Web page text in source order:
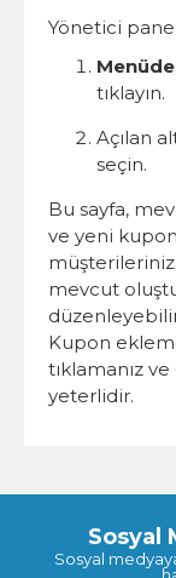
Yönetici
tıklayın.
Açılan
seçin.
Bu sayfa,
ve yeni
mevcut
Kupon
tıklamanız
yeterlidir.
Sosyal
Sosyal